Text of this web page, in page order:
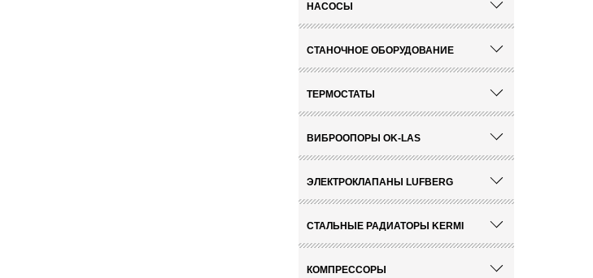
НАСОСЫ
СТАНОЧНОЕ ОБОРУДОВАНИЕ
ТЕРМОСТАТЫ
ВИБРООПОРЫ OK-LAS
ЭЛЕКТРОКЛАПАНЫ LUFBERG
СТАЛЬНЫЕ РАДИАТОРЫ KERMI
КОМПРЕССОРЫ